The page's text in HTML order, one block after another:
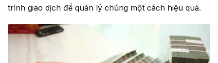
trình giao dịch để quản lý chúng một cách hiệu quả.